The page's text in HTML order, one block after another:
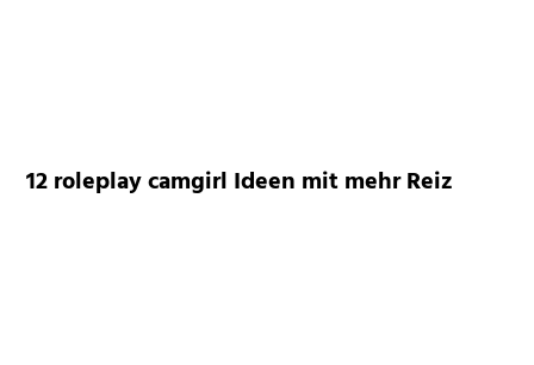
12 roleplay camgirl Ideen mit mehr Reiz